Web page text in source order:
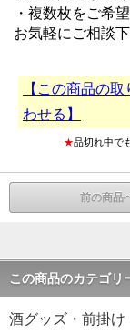
・複数枚をご希
お気軽にご相談下
【この商品の
わせる】
★品切れ中で
前の商品
この商品のカテゴリ
酒グッズ・前掛け